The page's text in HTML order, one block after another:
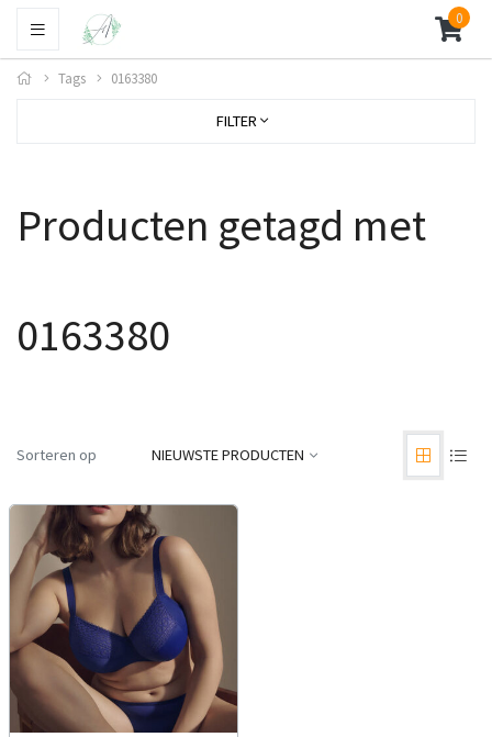
0
Tags 0163380
FILTER
Producten getagd met
0163380
Sorteren op NIEUWSTE PRODUCTEN